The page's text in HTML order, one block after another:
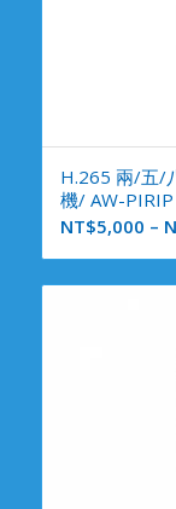
H.265 兩/五/
機/ AW-PIRIP
NT$5,000 –